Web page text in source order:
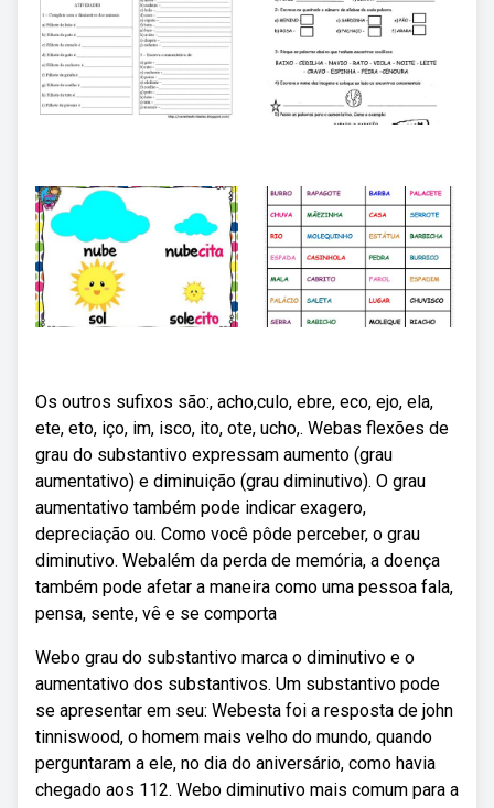
Os outros sufixos são:, acho,culo, ebre, eco, ejo, ela,
ete, eto, iço, im, isco, ito, ote, ucho,. Webas flexões de
grau do substantivo expressam aumento (grau
aumentativo) e diminuição (grau diminutivo). O grau
aumentativo também pode indicar exagero,
depreciação ou. Como você pôde perceber, o grau
diminutivo. Webalém da perda de memória, a doença
também pode afetar a maneira como uma pessoa fala,
pensa, sente, vê e se comporta
Webo grau do substantivo marca o diminutivo e o
aumentativo dos substantivos. Um substantivo pode
se apresentar em seu: Webesta foi a resposta de john
tinniswood, o homem mais velho do mundo, quando
perguntaram a ele, no dia do aniversário, como havia
chegado aos 112. Webo diminutivo mais comum para a